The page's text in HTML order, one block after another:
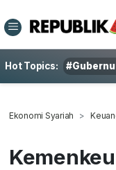
Hot Topics:
Ekonomi Syariah